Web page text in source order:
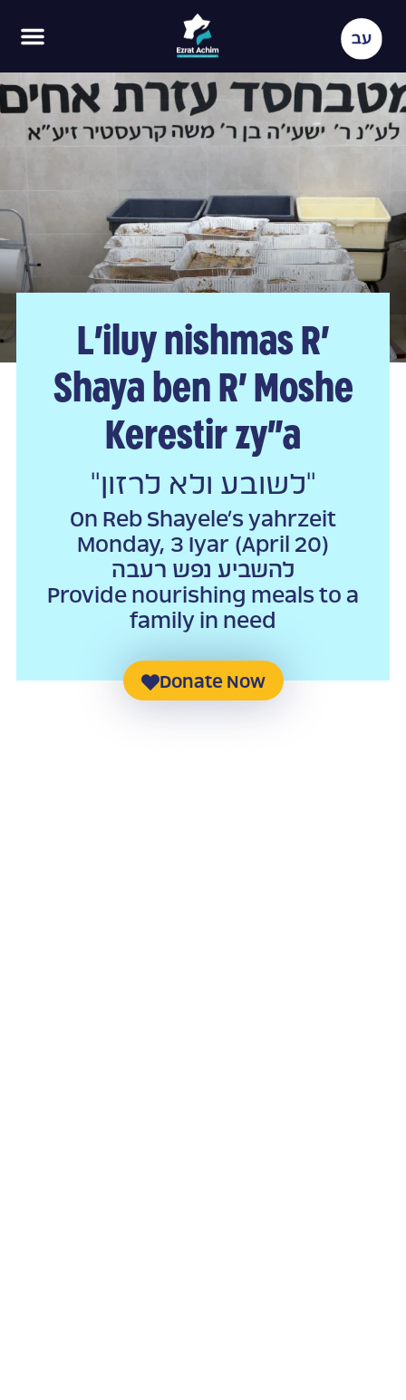
L’iluy nishmas R’
Shaya ben R’ Moshe
Kerestir zy”a
"לשובע ולא לרזון"
On Reb Shayele’s yahrzeit
Monday, 3 Iyar (April 20)
להשביע נפש רעבה
Provide nourishing meals to a
family in need
Donate Now